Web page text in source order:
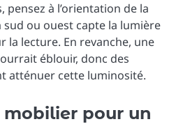
pensez à l’orientation de la
ou ouest capte la lumière
la lecture. En revanche, une
éblouir, donc des
atténuer cette luminosité.
pour un